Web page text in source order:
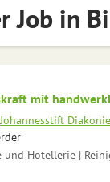
Job in
mit
Johannesstift
und Hotellerie |